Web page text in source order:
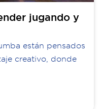
jugando y
están pensados
creativo, donde